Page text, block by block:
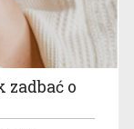
zadbać o